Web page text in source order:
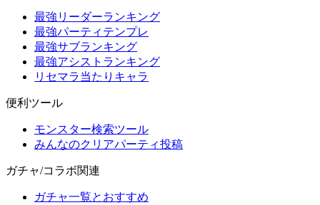
最強リーダーランキング
最強パーティテンプレ
最強サブランキング
最強アシストランキング
リセマラ当たりキャラ
便利ツール
モンスター検索ツール
みんなのクリアパーティ投稿
ガチャ/コラボ関連
ガチャ一覧とおすすめ